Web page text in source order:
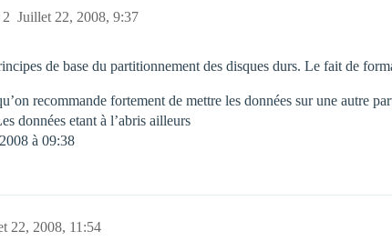
Juillet 22, 2008, 9:37
2
de base du partitionnement des disques durs. Le fait de
recommande fortement de mettre les données sur une autre
données etant à l’abris ailleurs
à 09:38
22, 2008, 11:54